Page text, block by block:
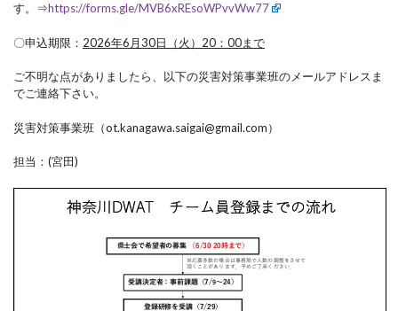
す。⇒https://forms.gle/MVB6xREsoWPvvWw77
〇申込期限： 2026年6月30日（火）20：00まで
ご不明な点がありましたら、以下の災害対策事業班のメールアドレスま
でご連絡下さい。
災害対策事業班（ot.kanagawa.saigai@gmail.com）
担当：(宮田)